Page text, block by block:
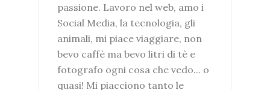
passione. Lavoro nel web, amo i
Social Media, la tecnologia, gli
animali, mi piace viaggiare, non
bevo caffè ma bevo litri di tè e
fotografo ogni cosa che vedo... o
quasi! Mi piacciono tanto le